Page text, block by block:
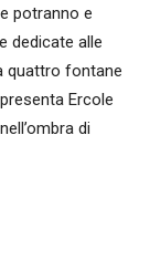
potranno e
dedicate alle
quattro fontane
Ercole
di